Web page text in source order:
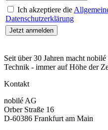
Ich akzeptiere die
Datenschutzerklärung
Seit über 30 Jahren macht
Technik - immer auf Höhe der
Kontakt
nobilé AG
Orber Straße 16
D-60386 Frankfurt am Main